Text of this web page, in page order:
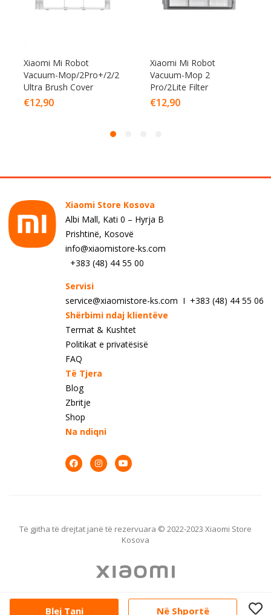
Blej Tani Në Shportë
Xiaomi Mi Robot
Vacuum-Mop/2Pro+/2/2
Ultra Brush Cover
€12,90
Xiaomi Mi Robot
Vacuum-Mop 2
Pro/2Lite Filter
€12,90
Xiaomi Store Kosova
Albi Mall, Kati 0 – Hyrja B
Prishtinë, Kosovë
info@xiaomistore-ks.com
+383 (48) 44 55 00
Servisi
service@xiaomistore-ks.com I +383 (48) 44 55 06
Shërbimi ndaj klientëve
Termat & Kushtet
Politikat e privatësisë
FAQ
Të Tjera
Blog
Zbritje
Shop
Na ndiqni
Të gjitha të drejtat janë të rezervuara © 2022-2023 Xiaomi Store
Kosova